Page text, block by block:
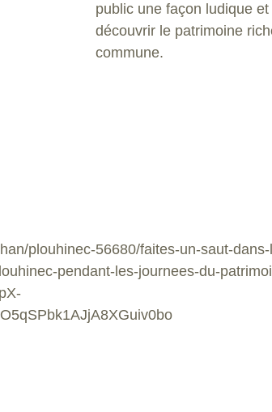
public une façon ludique
découvrir le patrimoine
commune.
plouhinec-56680/faites-un-saut-
pendant-les-journees-du-